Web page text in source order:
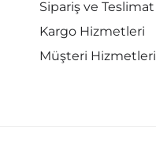
Sipariş ve Teslimat
Kargo Hizmetleri
Müşteri Hizmetleri